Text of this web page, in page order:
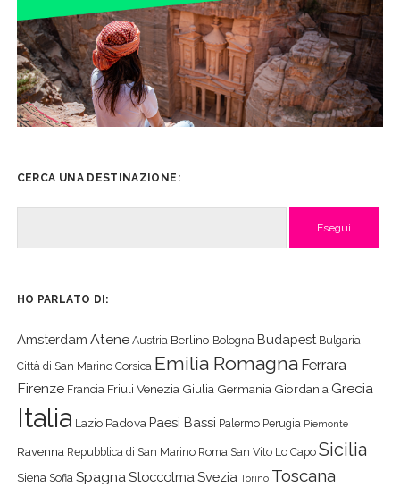
CERCA UNA DESTINAZIONE:
HO PARLATO DI:
Amsterdam Atene Austria Berlino Bologna Budapest Bulgaria
Città di San Marino Corsica Emilia Romagna Ferrara
Firenze Francia Friuli Venezia Giulia Germania Giordania Grecia
Italia Lazio Padova Paesi Bassi Palermo Perugia Piemonte
Ravenna Repubblica di San Marino Roma San Vito Lo Capo Sicilia
Siena Sofia SpagnaStoccolma Svezia Torino Toscana